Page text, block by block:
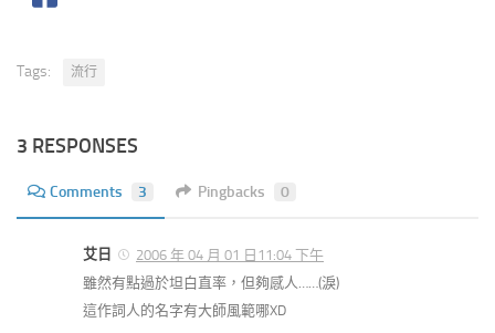
Tags: 流行
3 RESPONSES
Comments 3 Pingbacks 0
艾日
2006 年 04 月 01 日11:04 下午
雖然有點過於坦白直率，但夠感人……(淚)
這作詞人的名字有大師風範哪XD